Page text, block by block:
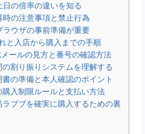
日の倍率の違いを知る
時の注意事項と禁止行為
ラウザの事前準備が重要
と入店から購入までの手順
ールの見方と番号の確認方法
の割り振りシステムを理解する
の準備と本人確認のポイント
購入制限ルールと支払い方法
ラブブを確実に購入するための裏